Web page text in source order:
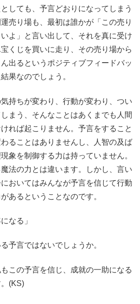
しても、予言どおりになってしまう
売り場も、最初は誰かが「この売り
よ」と言い出して、それを真に受け
くじを買いに走り、その売り場から
出るというポジティブフィードバッ
果なのでしょう。
持ちが変わり、行動が変わり、つい
まう、そんなことはあくまでも人間
れば起こりません。予言をすること
ることはありませんし、人智の及ば
象を制御する力は持っていません。
法の力とは違います。しかし、言い
おいてはみんなが予言を信じて行動
あるということなのです。
なる」
予言ではないでしょうか。
この予言を信じ、成就の一助になる
(KS)